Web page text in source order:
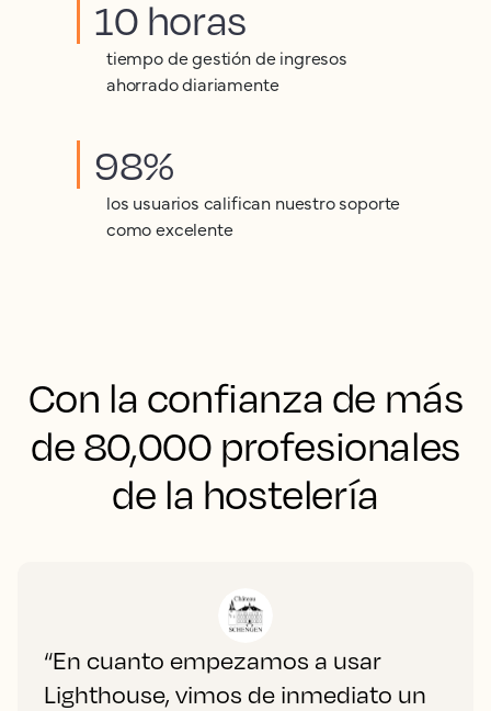
10 horas
tiempo de gestión de ingresos
ahorrado diariamente
98%
los usuarios califican nuestro soporte
como excelente
Con la confianza de más
de 80,000 profesionales
de la hostelería
“En cuanto empezamos a usar
Lighthouse, vimos de inmediato un